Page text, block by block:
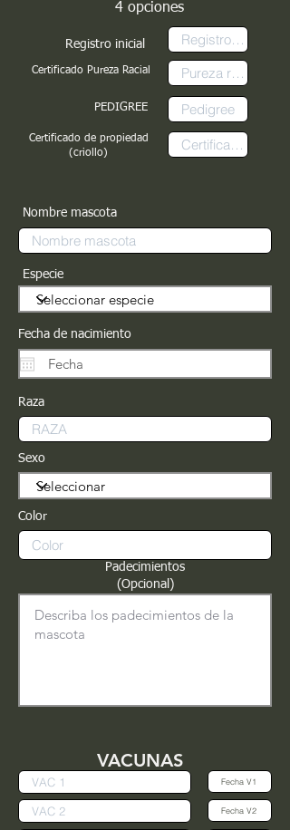
Registro inicial
Certificado Pureza Racial
PEDIGREE
4 opciones
Certificado de propiedad
(criollo)
Nombre mascota
Especie
Fecha de nacimiento
Raza
Sexo
Color
Padecimientos
(Opcional)
VACUNAS